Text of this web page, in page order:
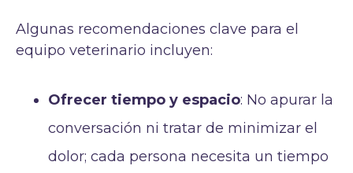
Algunas recomendaciones clave para el
equipo veterinario incluyen:
Ofrecer tiempo y espacio: No apurar la
conversación ni tratar de minimizar el
dolor; cada persona necesita un tiempo